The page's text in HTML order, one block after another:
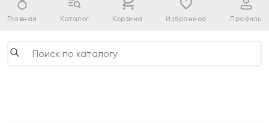
Главная Каталог Корзина Избранное Профиль